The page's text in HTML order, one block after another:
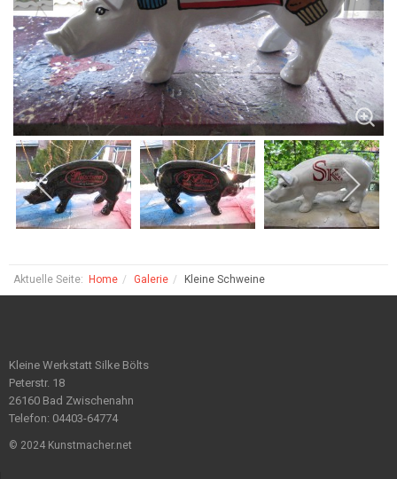
Aktuelle Seite: Home Galerie Kleine Schweine
Kleine Werkstatt Silke Bölts
Peterstr. 18
26160 Bad Zwischenahn
Telefon: 04403-64774
© 2024 Kunstmacher.net